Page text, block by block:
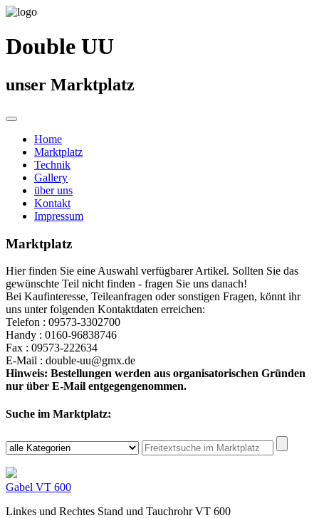
Double UU
unser Marktplatz
Home
Marktplatz
Technik
Gallery
über uns
Kontakt
Impressum
Marktplatz
Hier finden Sie eine Auswahl verfügbarer Artikel. Sollten Sie das
gewünschte Teil nicht finden - fragen Sie uns danach!
Bei Kaufinteresse, Teileanfragen oder sonstigen Fragen, könnt ihr
uns unter folgenden Kontaktdaten erreichen:
Telefon : 09573-3302700
Handy : 0160-96838746
Fax : 09573-222634
E-Mail : double-uu@gmx.de
Hinweis: Bestellungen werden aus organisatorischen Gründen
nur über E-Mail entgegengenommen.
Suche im Marktplatz:
Gabel VT 600
Linkes und Rechtes Stand und Tauchrohr VT 600